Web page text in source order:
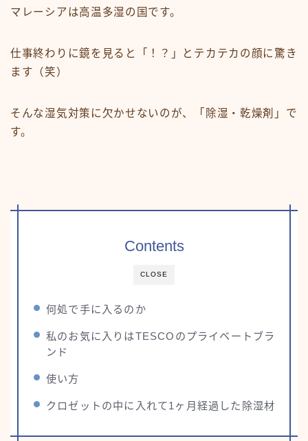
マレーシアは高温多湿の国です。
仕事終わりに鏡を見ると「！？」とテカテカの顔に驚き
ます（笑）
そんな湿気対策に欠かせないのが、「除湿・乾燥剤」で
す。
CLOSE
Contents
何処で手に入るのか
私のお気に入りはTESCOのプライベートブラ
ンド
使い方
クロゼットの中に入れて1ヶ月経過した除湿材